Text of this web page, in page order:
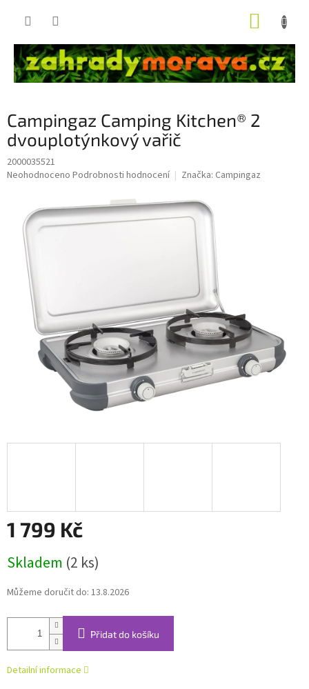
Campingaz Camping Kitchen® 2
dvouplotýnkový vařič
2000035521
Průměrné
hvězdiček.
Neohodnoceno Podrobnosti hodnocení Značka: Campingaz
1 799 Kč
cena:
Skladem (2 ks)
Můžeme doručit do: 13.8.2026
Přidat do košíku
Detailní informace